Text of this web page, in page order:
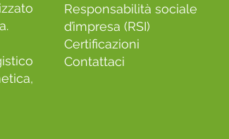
Responsabilità sociale
d’impresa (RSI)
Certificazioni
Contattaci